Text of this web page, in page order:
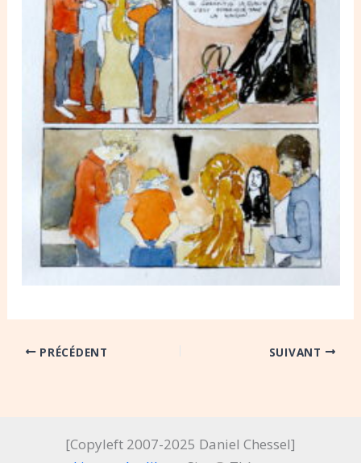
PRÉCÉDENT SUIVANT
[Copyleft 2007-2025 Daniel Chessel]